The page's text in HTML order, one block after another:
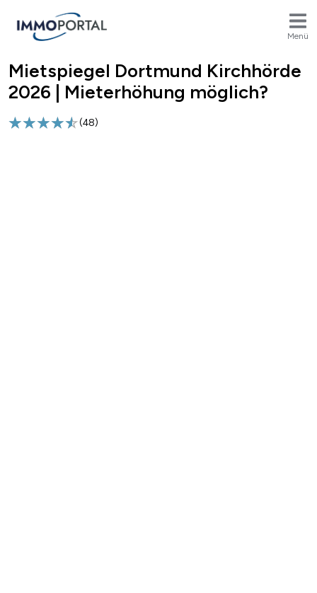
Menü
Breadcrumb
Mietspiegel Dortmund Kirchhörde
2026 | Mieterhöhung möglich?
(48)